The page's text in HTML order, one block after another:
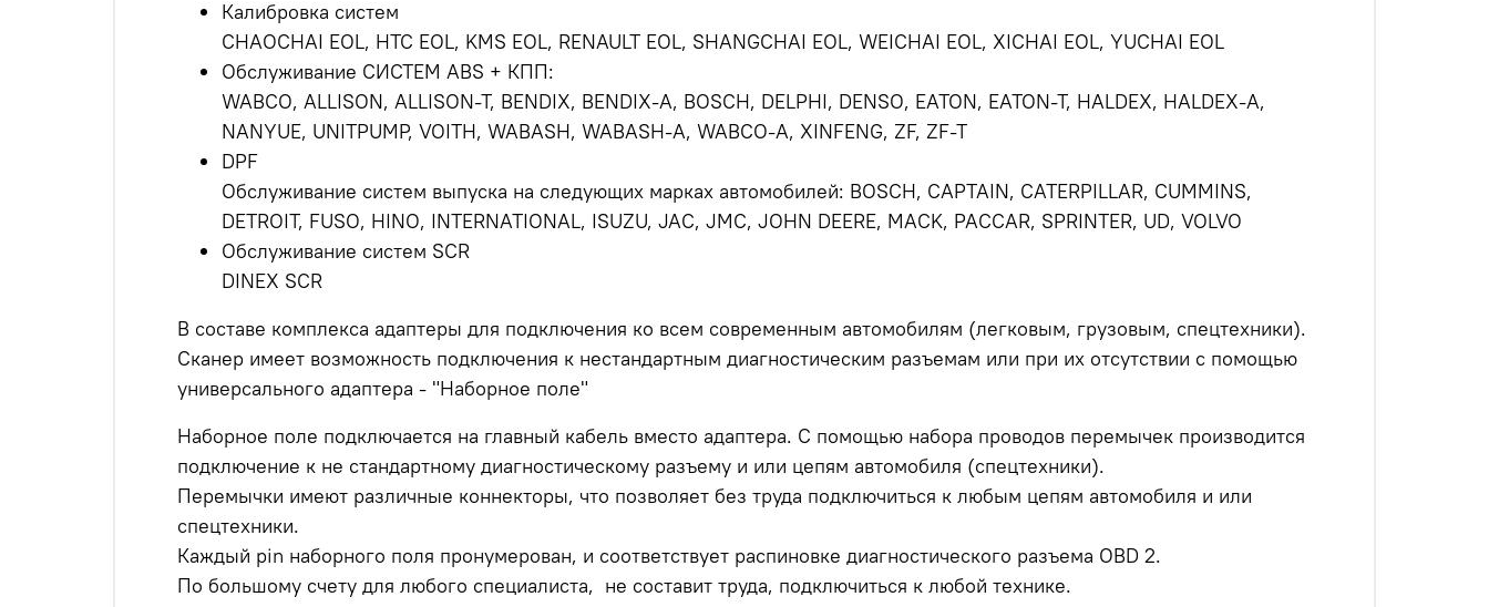
Калибровка систем
CHAOCHAI EOL, HTC EOL, KMS EOL, RENAULT EOL, SHANGCHAI EOL, WEICHAI EOL, XICHAI EOL, YUCHAI EOL
Обслуживание СИСТЕМ ABS + КПП:
WABCO, ALLISON, ALLISON-T, BENDIX, BENDIX-A, BOSCH, DELPHI, DENSO, EATON, EATON-T, HALDEX, HALDEX-A,
NANYUE, UNITPUMP, VOITH, WABASH, WABASH-A, WABCO-A, XINFENG, ZF, ZF-T
DPF
Обслуживание систем выпуска на следующих марках автомобилей: BOSCH, CAPTAIN, CATERPILLAR, CUMMINS,
DETROIT, FUSO, HINO, INTERNATIONAL, ISUZU, JAC, JMC, JOHN DEERE, MACK, PACCAR, SPRINTER, UD, VOLVO
Обслуживание систем SCR
DINEX SCR
В составе комплекса адаптеры для подключения ко всем современным автомобилям (легковым, грузовым, спецтехники).
Сканер имеет возможность подключения к нестандартным диагностическим разъемам или при их отсутствии с помощью
универсального адаптера - "Наборное поле"
Наборное поле подключается на главный кабель вместо адаптера. С помощью набора проводов перемычек производится
подключение к не стандартному диагностическому разъему и или цепям автомобиля (спецтехники).
Перемычки имеют различные коннекторы, что позволяет без труда подключиться к любым цепям автомобиля и или
спецтехники.
Каждый pin наборного поля пронумерован, и соответствует распиновке диагностического разъема OBD 2.
По большому счету для любого специалиста, не составит труда, подключиться к любой технике.